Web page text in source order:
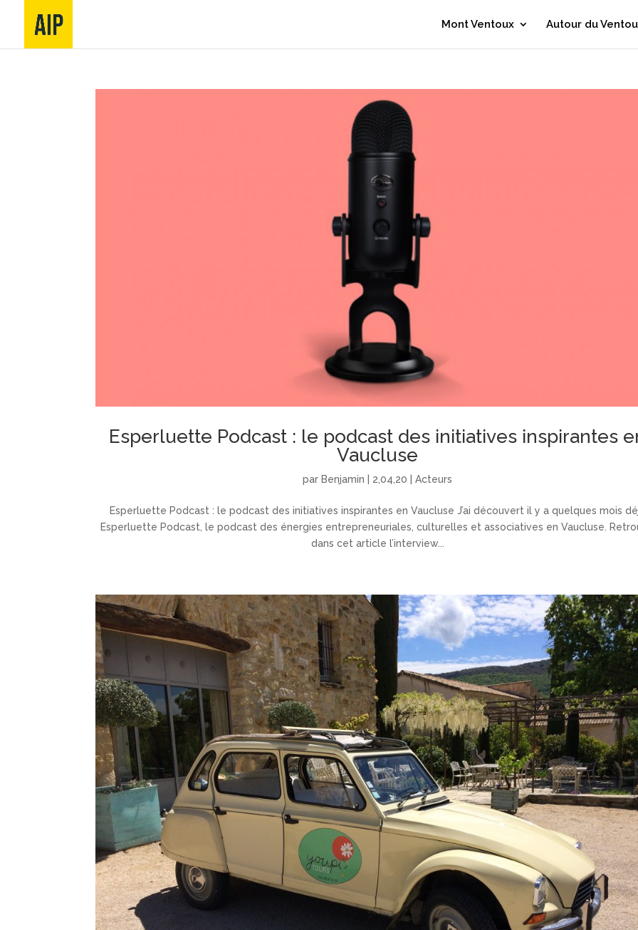
Mont Ventoux Autour du
Esperluette Podcast : le podcast des initiatives inspirantes
Vaucluse
par Benjamin 2,04,20 |Acteurs
Esperluette Podcast : le podcast des initiatives inspirantes en Vaucluse J’ai découvert il y a quelques mois
Esperluette Podcast, le podcast des énergies entrepreneuriales, culturelles et associatives en Vaucluse.
dans cet article l’interview...